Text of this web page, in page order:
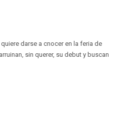
darse a cnocer en la feria de
sin querer, su debut y buscan